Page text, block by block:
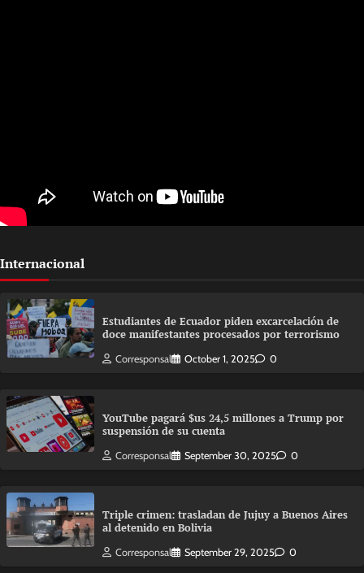
Internacional
Estudiantes de Ecuador piden excarcelación de
doce manifestantes procesados por terrorismo
Corresponsal October 1, 2025 0
YouTube pagará $us 24,5 millones a Trump por
suspensión de su cuenta
Corresponsal September 30, 2025 0
Triple crimen: trasladan de Jujuy a Buenos Aires
al detenido en Bolivia
Corresponsal September 29, 2025 0